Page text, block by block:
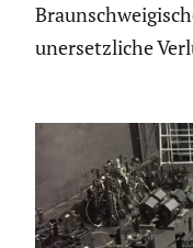
unersetzliche